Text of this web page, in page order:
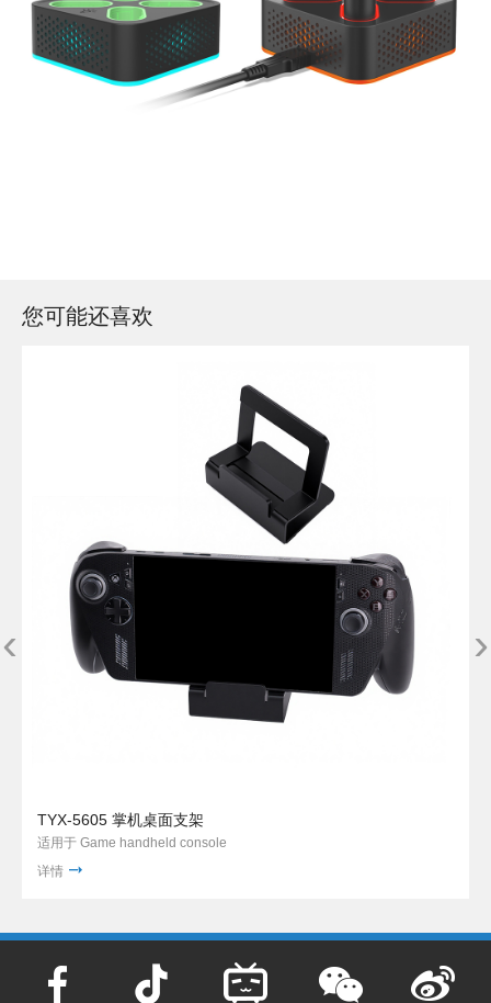
您可能还喜欢
TYX-5605 掌机桌面支架
适用于 Game handheld console
详情
‹ ›